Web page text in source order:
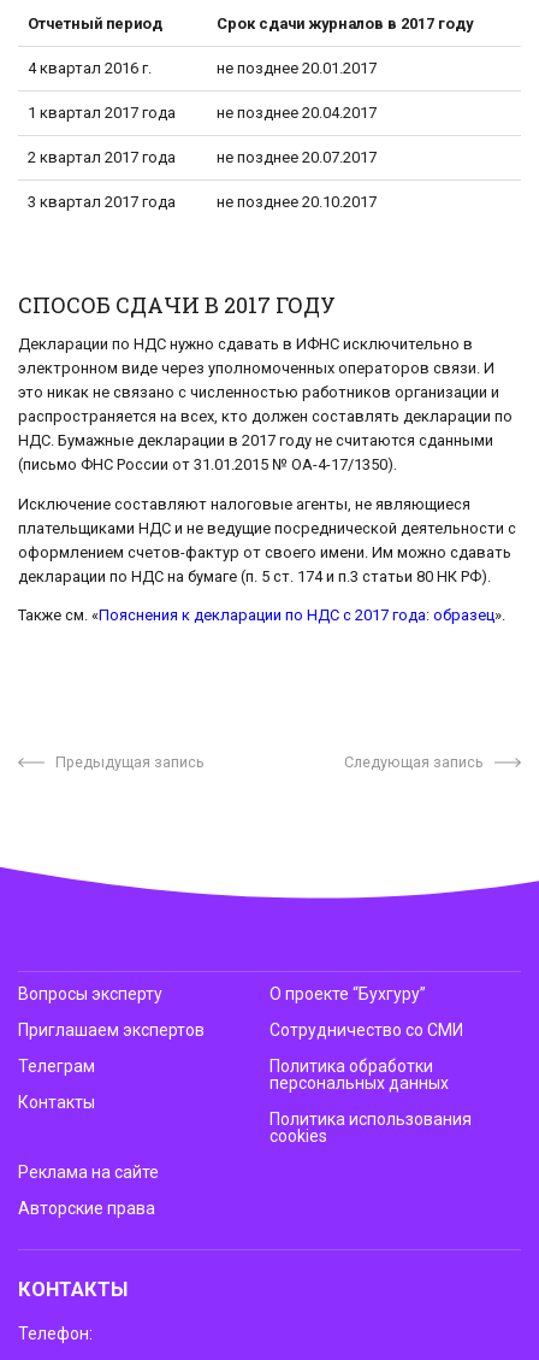
Отчетный период Срок сдачи журналов в 2017 году
4 квартал 2016 г. не позднее 20.01.2017
1 квартал 2017 года не позднее 20.04.2017
2 квартал 2017 года не позднее 20.07.2017
3 квартал 2017 года не позднее 20.10.2017
СПОСОБ СДАЧИ В 2017 ГОДУ
Декларации по НДС нужно сдавать в ИФНС исключительно в
электронном виде через уполномоченных операторов связи. И
это никак не связано с численностью работников организации и
распространяется на всех, кто должен составлять декларации по
НДС. Бумажные декларации в 2017 году не считаются сданными
(письмо ФНС России от 31.01.2015 № ОА-4-17/1350).
Исключение составляют налоговые агенты, не являющиеся
плательщиками НДС и не ведущие посреднической деятельности с
оформлением счетов-фактур от своего имени. Им можно сдавать
декларации по НДС на бумаге (п. 5 ст. 174 и п.3 статьи 80 НК РФ).
Также см. «Пояснения к декларации по НДС с 2017 года: образец».
Предыдущая запись Следующая запись
Вопросы эксперту
Приглашаем экспертов
Телеграм
Контакты
О проекте “Бухгуру”
Сотрудничество со СМИ
Политика обработки
персональных данных
Политика использования
cookies
Реклама на сайте
Авторские права
КОНТАКТЫ
Телефон: